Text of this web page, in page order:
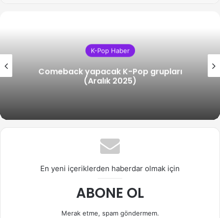
K-Pop Haber
Comeback yapacak K-Pop grupları
(Aralık 2025)
En yeni içeriklerden haberdar olmak için
ABONE OL
Merak etme, spam göndermem.